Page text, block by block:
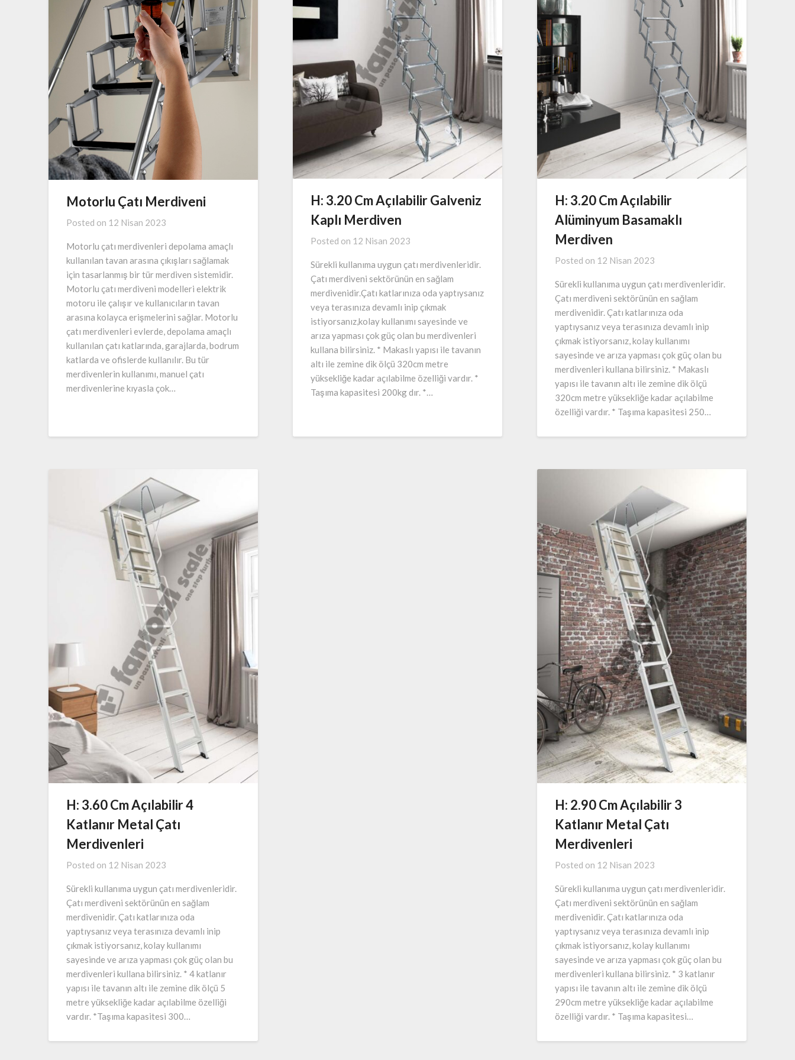
Motorlu Çatı Merdiveni
Posted on 12 Nisan 2023
Motorlu çatı merdivenleri depolama amaçlı
kullanılan tavan arasına çıkışları sağlamak
için tasarlanmış bir tür merdiven sistemidir.
Motorlu çatı merdiveni modelleri elektrik
motoru ile çalışır ve kullanıcıların tavan
arasına kolayca erişmelerini sağlar. Motorlu
çatı merdivenleri evlerde, depolama amaçlı
kullanılan çatı katlarında, garajlarda, bodrum
katlarda ve ofislerde kullanılır. Bu tür
merdivenlerin kullanımı, manuel çatı
merdivenlerine kıyasla çok…
H: 3.20 Cm Açılabilir Galveniz
Kaplı Merdiven
Posted on 12 Nisan 2023
Sürekli kullanıma uygun çatı merdivenleridir.
Çatı merdiveni sektörünün en sağlam
merdivenidir.Çatı katlarınıza oda yaptıysanız
veya terasınıza devamlı inip çıkmak
istiyorsanız,kolay kullanımı sayesinde ve
arıza yapması çok güç olan bu merdivenleri
kullana bilirsiniz. * Makaslı yapısı ile tavanın
altı ile zemine dik ölçü 320cm metre
yüksekliğe kadar açılabilme özelliği vardır. *
Taşıma kapasitesi 200kg dır. *…
H: 3.20 Cm Açılabilir
Alüminyum Basamaklı
Merdiven
Posted on 12 Nisan 2023
Sürekli kullanıma uygun çatı merdivenleridir.
Çatı merdiveni sektörünün en sağlam
merdivenidir. Çatı katlarınıza oda
yaptıysanız veya terasınıza devamlı inip
çıkmak istiyorsanız, kolay kullanımı
sayesinde ve arıza yapması çok güç olan bu
merdivenleri kullana bilirsiniz. * Makaslı
yapısı ile tavanın altı ile zemine dik ölçü
320cm metre yüksekliğe kadar açılabilme
özelliği vardır. * Taşıma kapasitesi 250…
H: 3.60 Cm Açılabilir 4
Katlanır Metal Çatı
Merdivenleri
Posted on 12 Nisan 2023
Sürekli kullanıma uygun çatı merdivenleridir.
Çatı merdiveni sektörünün en sağlam
merdivenidir. Çatı katlarınıza oda
yaptıysanız veya terasınıza devamlı inip
çıkmak istiyorsanız, kolay kullanımı
sayesinde ve arıza yapması çok güç olan bu
merdivenleri kullana bilirsiniz. * 4 katlanır
yapısı ile tavanın altı ile zemine dik ölçü 5
metre yüksekliğe kadar açılabilme özelliği
vardır. *Taşıma kapasitesi 300…
H: 2.90 Cm Açılabilir 3
Katlanır Metal Çatı
Merdivenleri
Posted on 12 Nisan 2023
Sürekli kullanıma uygun çatı merdivenleridir.
Çatı merdiveni sektörünün en sağlam
merdivenidir. Çatı katlarınıza oda
yaptıysanız veya terasınıza devamlı inip
çıkmak istiyorsanız, kolay kullanımı
sayesinde ve arıza yapması çok güç olan bu
merdivenleri kullana bilirsiniz. * 3 katlanır
yapısı ile tavanın altı ile zemine dik ölçü
290cm metre yüksekliğe kadar açılabilme
özelliği vardır. * Taşıma kapasitesi…